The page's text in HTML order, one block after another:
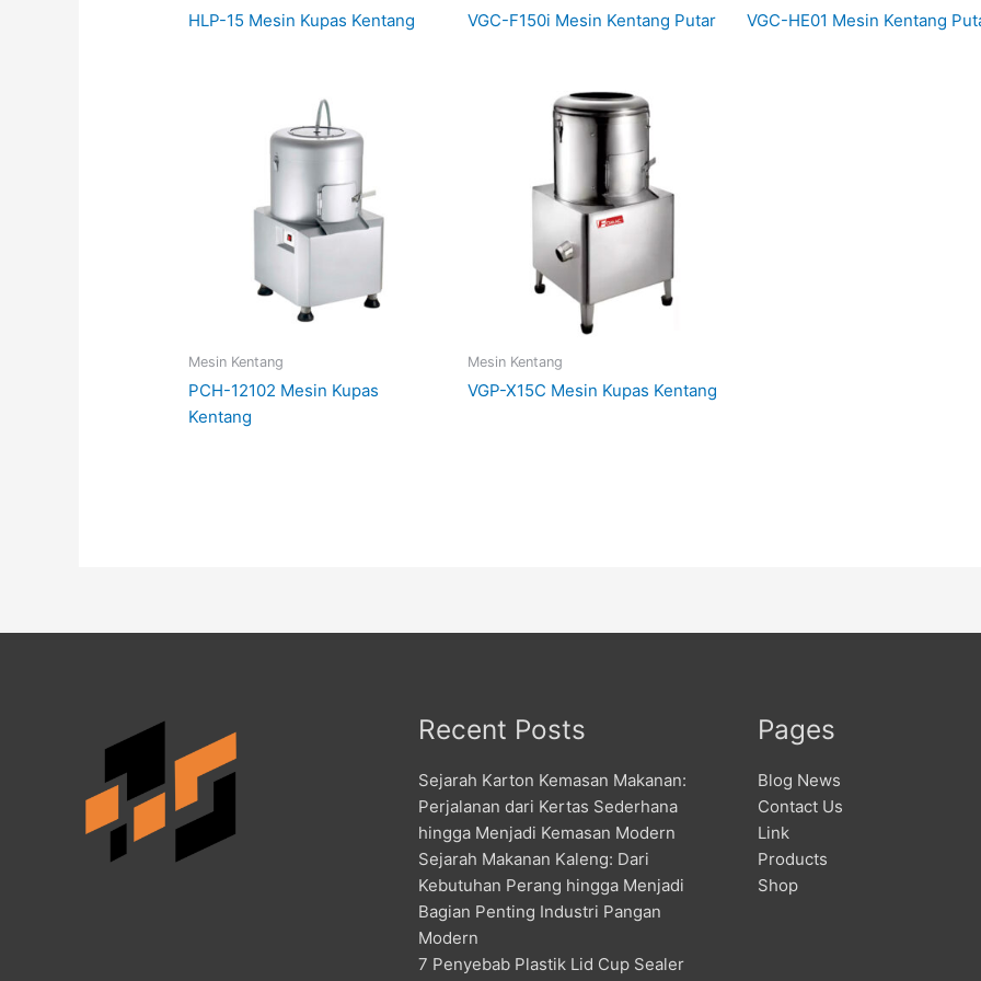
HLP-15 Mesin Kupas Kentang VGC-F150i Mesin Kentang Putar VGC-HE01 Mesin Kentang
Mesin Kentang
PCH-12102 Mesin Kupas
Kentang
Mesin Kentang
VGP-X15C Mesin Kupas Kentang
Recent Posts
Sejarah Karton Kemasan Makanan:
Perjalanan dari Kertas Sederhana
hingga Menjadi Kemasan Modern
Sejarah Makanan Kaleng: Dari
Kebutuhan Perang hingga Menjadi
Bagian Penting Industri Pangan
Modern
7 Penyebab Plastik Lid Cup Sealer
Pages
Blog News
Contact Us
Link
Products
Shop